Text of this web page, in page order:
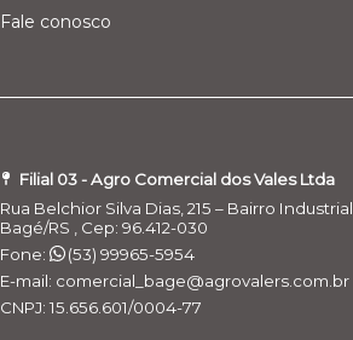
Fale conosco
Filial 03 - Agro Comercial dos Vales Ltda
Rua Belchior Silva Dias, 215 – Bairro Industrial
Bagé/RS , Cep: 96.412-030
Fone:
(53) 99965-5954
E-mail: comercial_bage@agrovalers.com.br
CNPJ: 15.656.601/0004-77